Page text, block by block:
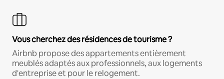
Vous cherchez des résidences de tourisme ?
Airbnb propose des appartements entièrement
meublés adaptés aux professionnels, aux logements
d'entreprise et pour le relogement.